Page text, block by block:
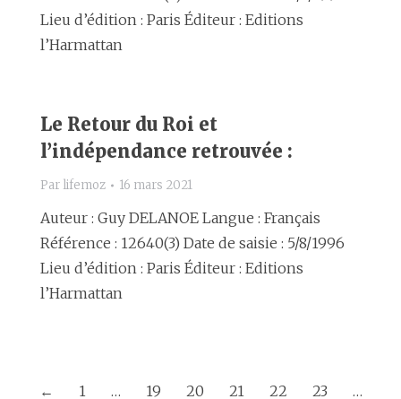
Lieu d’édition : Paris Éditeur : Editions
l’Harmattan
Le Retour du Roi et
l’indépendance retrouvée :
Par lifemoz 16 mars 2021
Auteur : Guy DELANOE Langue : Français
Référence : 12640(3) Date de saisie : 5/8/1996
Lieu d’édition : Paris Éditeur : Editions
l’Harmattan
← 1 … 19 20 21 22 23 …